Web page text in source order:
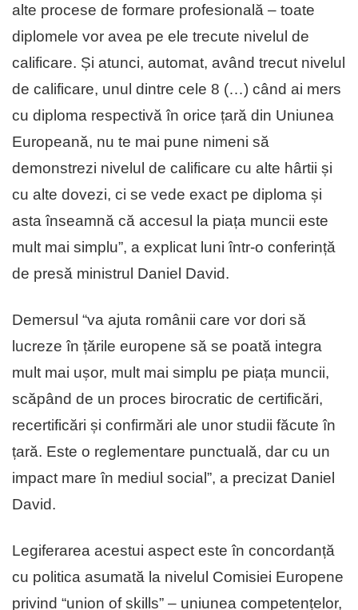
alte procese de formare profesională – toate
diplomele vor avea pe ele trecute nivelul de
calificare. Și atunci, automat, având trecut nivelul
de calificare, unul dintre cele 8 (…) când ai mers
cu diploma respectivă în orice țară din Uniunea
Europeană, nu te mai pune nimeni să
demonstrezi nivelul de calificare cu alte hârtii și
cu alte dovezi, ci se vede exact pe diploma și
asta înseamnă că accesul la piața muncii este
mult mai simplu”, a explicat luni într-o conferință
de presă ministrul Daniel David.
Demersul “va ajuta românii care vor dori să
lucreze în țările europene să se poată integra
mult mai ușor, mult mai simplu pe piața muncii,
scăpând de un proces birocratic de certificări,
recertificări și confirmări ale unor studii făcute în
țară. Este o reglementare punctuală, dar cu un
impact mare în mediul social”, a precizat Daniel
David.
Legiferarea acestui aspect este în concordanță
cu politica asumată la nivelul Comisiei Europene
privind “union of skills” – uniunea competențelor,